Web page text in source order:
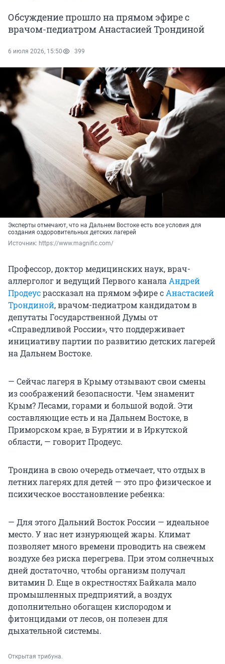
Обсуждение прошло на прямом эфире с
врачом-педиатром Анастасией Трондиной
6 июля 2026, 15:50 399
Эксперты отмечают, что на Дальнем Востоке есть все условия для
создания оздоровительных детских лагерей
Источник: https://www.magnific.com/
Профессор, доктор медицинских наук, врач-
аллерголог и ведущий Первого каналаАндрей
Продеусрассказал на прямом эфире сАнастасией
Трондиной, врачом-педиатром кандидатом в
депутаты Государственной Думы от
«Справедливой России», что поддерживает
инициативу партии по развитию детских лагерей
на Дальнем Востоке.
— Сейчас лагеря в Крыму отзывают свои смены
из соображений безопасности. Чем знаменит
Крым? Лесами, горами и большой водой. Эти
составляющие есть и на Дальнем Востоке, в
Приморском крае, в Бурятии и в Иркутской
области, — говорит Продеус.
Трондина в свою очередь отмечает, что отдых в
летних лагерях для детей — это про физическое и
психическое восстановление ребенка:
— Для этого Дальний Восток России — идеальное
место. У нас нет изнуряющей жары. Климат
позволяет много времени проводить на свежем
воздухе без риска перегрева. При этом солнечных
дней достаточно, чтобы организм получал
витамин D. Еще в окрестностях Байкала мало
промышленных предприятий, а воздух
дополнительно обогащен кислородом и
фитонцидами от лесов, он полезен для
дыхательной системы.
Открытая трибуна.